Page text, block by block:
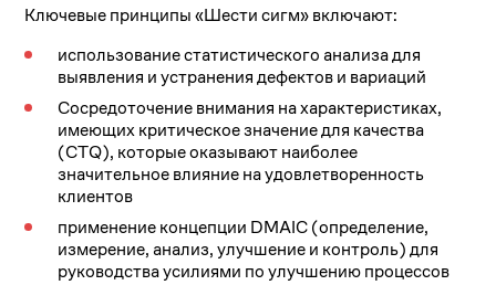
Ключевые принципы «Шести сигм» включают:
использование статистического анализа для
выявления и устранения дефектов и вариаций
Сосредоточение внимания на характеристиках,
имеющих критическое значение для качества
(CTQ), которые оказывают наиболее
значительное влияние на удовлетворенность
клиентов
применение концепции DMAIC (определение,
измерение, анализ, улучшение и контроль) для
руководства усилиями по улучшению процессов